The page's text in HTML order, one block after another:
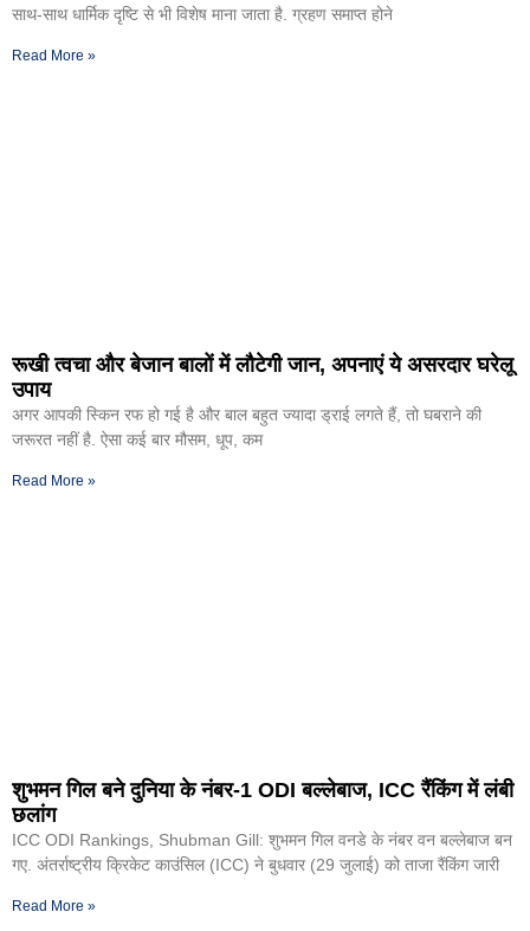
साथ-साथ धार्मिक दृष्टि से भी विशेष माना जाता है. ग्रहण समाप्त होने
Read More »
रूखी त्वचा और बेजान बालों में लौटेगी जान, अपनाएं ये असरदार घरेलू
उपाय
अगर आपकी स्किन रफ हो गई है और बाल बहुत ज्यादा ड्राई लगते हैं, तो घबराने की
जरूरत नहीं है. ऐसा कई बार मौसम, धूप, कम
Read More »
शुभमन गिल बने दुनिया के नंबर-1 ODI बल्लेबाज, ICC रैंकिंग में लंबी
छलांग
ICC ODI Rankings, Shubman Gill: शुभमन गिल वनडे के नंबर वन बल्लेबाज बन
गए. अंतर्राष्ट्रीय क्रिकेट काउंसिल (ICC) ने बुधवार (29 जुलाई) को ताजा रैंकिंग जारी
Read More »